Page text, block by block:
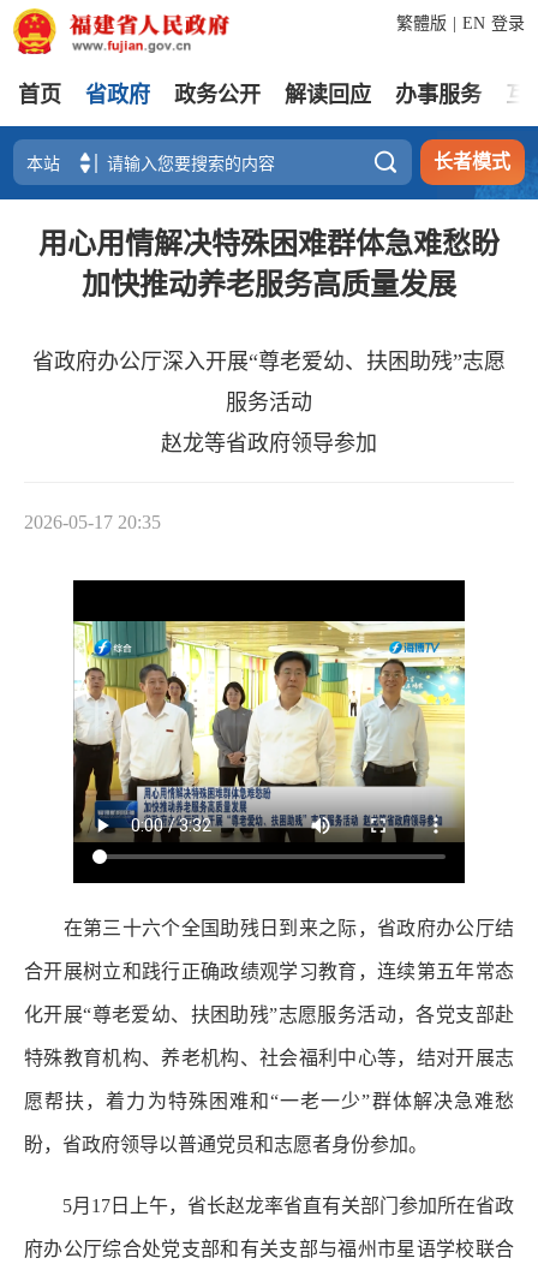
登录
繁體版 EN
首页 省政府 政务公开 解读回应 办事服务 互
 长者模式
用心用情解决特殊困难群体急难愁盼
加快推动养老服务高质量发展
省政府办公厅深入开展“尊老爱幼、扶困助残”志愿
服务活动
赵龙等省政府领导参加
2026-05-17 20:35
在第三十六个全国助残日到来之际，省政府办公厅结
合开展树立和践行正确政绩观学习教育，连续第五年常态
化开展“尊老爱幼、扶困助残”志愿服务活动，各党支部赴
特殊教育机构、养老机构、社会福利中心等，结对开展志
愿帮扶，着力为特殊困难和“一老一少”群体解决急难愁
盼，省政府领导以普通党员和志愿者身份参加。
5月17日上午，省长赵龙率省直有关部门参加所在省政
府办公厅综合处党支部和有关支部与福州市星语学校联合